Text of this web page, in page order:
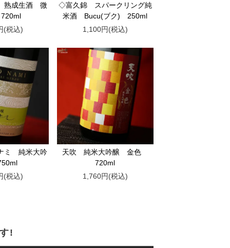
成生酒 微
(税込)
◇富久錦 スパークリング純
米酒 Bucu(ブク) 250ml
1,100円(税込)
ミ 純米大吟
(税込)
天吹 純米大吟醸 金色
720ml
1,760円(税込)
!